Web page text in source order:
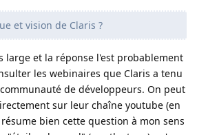
et vision de Claris ?
large et la réponse l'est probablement
les webinaires que Claris a tenu
de développeurs. On peut
sur leur chaîne youtube (en
bien cette question à mon sens